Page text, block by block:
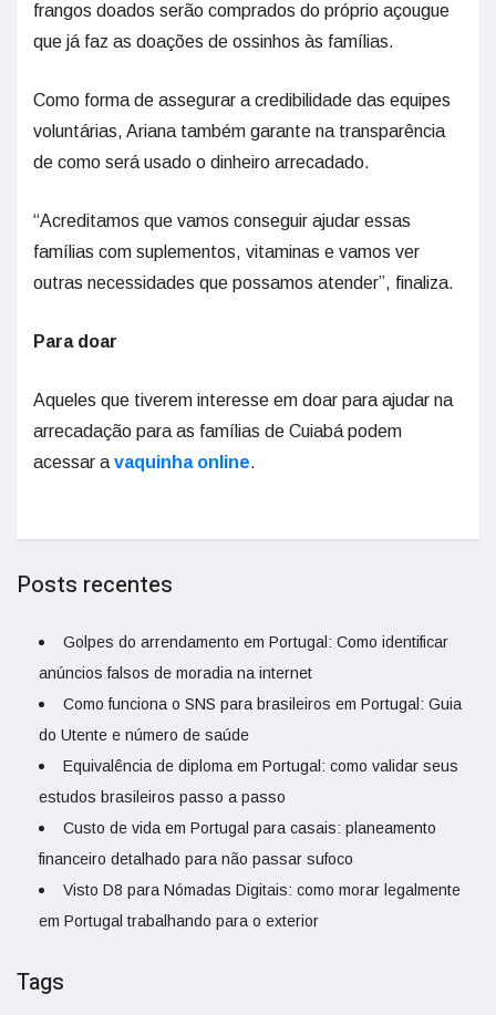
frangos doados serão comprados do próprio açougue
que já faz as doações de ossinhos às famílias.
Como forma de assegurar a credibilidade das equipes
voluntárias, Ariana também garante na transparência
de como será usado o dinheiro arrecadado.
“Acreditamos que vamos conseguir ajudar essas
famílias com suplementos, vitaminas e vamos ver
outras necessidades que possamos atender”, finaliza.
Para doar
Aqueles que tiverem interesse em doar para ajudar na
arrecadação para as famílias de Cuiabá podem
acessar a vaquinha online.
Posts recentes
Golpes do arrendamento em Portugal: Como identificar
anúncios falsos de moradia na internet
Como funciona o SNS para brasileiros em Portugal: Guia
do Utente e número de saúde
Equivalência de diploma em Portugal: como validar seus
estudos brasileiros passo a passo
Custo de vida em Portugal para casais: planeamento
financeiro detalhado para não passar sufoco
Visto D8 para Nómadas Digitais: como morar legalmente
em Portugal trabalhando para o exterior
Tags